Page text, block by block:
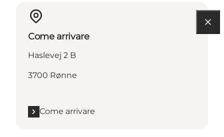
Come arrivare
Haslevej 2 B
3700 Rønne
Come arrivare